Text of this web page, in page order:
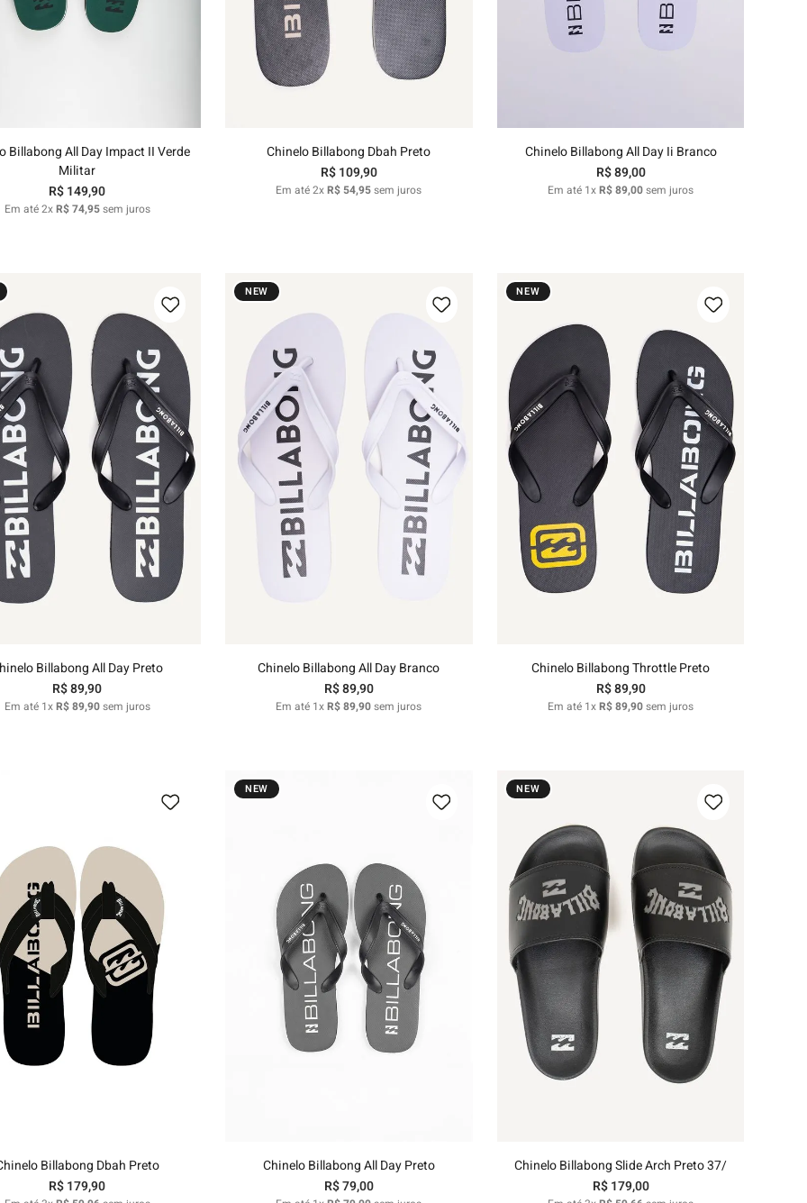
Billabong All Day Impact II Verde
Militar
R$149,90
Em até2xR$74,95sem juros
37/38 39/40 41/42 43/44
Chinelo Billabong Dbah Preto
R$109,90
Em até2xR$ 54,95sem juros
Chinelo Billabong All Day Ii Branco
R$89,00
Em até 1xR$89,00sem juros
37/38 39/40 41/42 43/44
Billabong All Day Preto
R$89,90
Em até 1xR$89,90sem juros
NEW
39/40
Chinelo Billabong All Day Branco
R$89,90
Em até 1xR$89,90sem juros
NEW
37/38 41/42
Chinelo Billabong Throttle Preto
R$89,90
Em até 1xR$89,90sem juros
39/40 43/44
Billabong Dbah Preto
R$179,90
NEW
Chinelo Billabong All Day Preto
R$79,00
NEW
37/38 41/42
Chinelo Billabong Slide Arch Preto 37/
R$ 179,00